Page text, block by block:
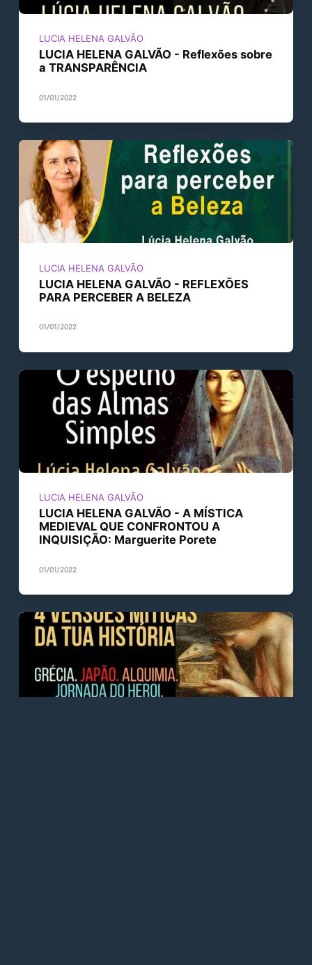
LUCIA HELENA GALVÃO
LUCIA HELENA GALVÃO - Reflexões sobre
a TRANSPARÊNCIA
01/01/2022
LUCIA HELENA GALVÃO
LUCIA HELENA GALVÃO - REFLEXÕES
PARA PERCEBER A BELEZA
01/01/2022
LUCIA HELENA GALVÃO
LUCIA HELENA GALVÃO - A MÍSTICA
MEDIEVAL QUE CONFRONTOU A
INQUISIÇÃO: Marguerite Porete
01/01/2022